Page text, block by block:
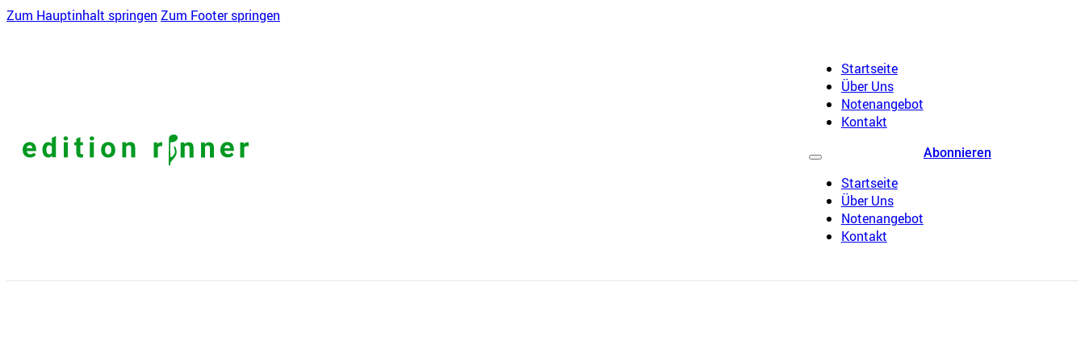
Zum Hauptinhalt springen Zum Footer springen
Startseite
Über Uns
Notenangebot
Kontakt
Startseite
Über Uns
Notenangebot
Kontakt
Abonnieren